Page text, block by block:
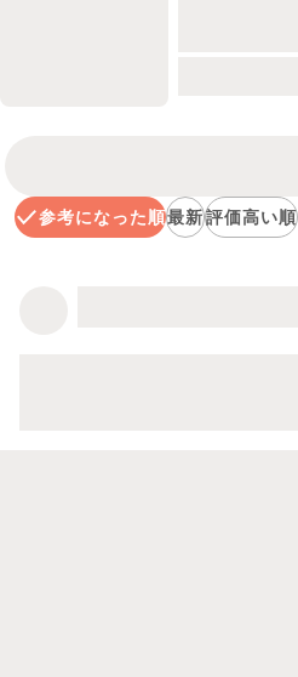
参考になった順最新評価高い順